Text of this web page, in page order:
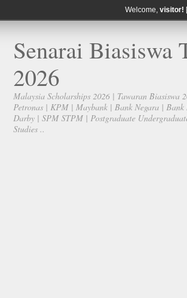
Welcome, visitor!
Senarai Biasiswa
2026
Malaysia Scholarships 2026 | Tawaran Biasiswa
Petronas | KPM | Maybank | Bank Negara | Bank
Darby | SPM STPM | Postgraduate
Studies ..